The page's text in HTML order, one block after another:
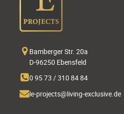
Bamberger Str. 20a
D-96250 Ebensfeld
0 95 73 / 310 84 84